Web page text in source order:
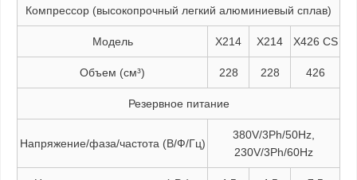
Компрессор (высокопрочный легкий алюминиевый сплав)
Модель X214 X214 X426 CS
Объем (см³) 228 228 426
Резервное питание
Напряжение/фаза/частота (В/Ф/Гц)
380V/3Ph/50Hz,
230V/3Ph/60Hz